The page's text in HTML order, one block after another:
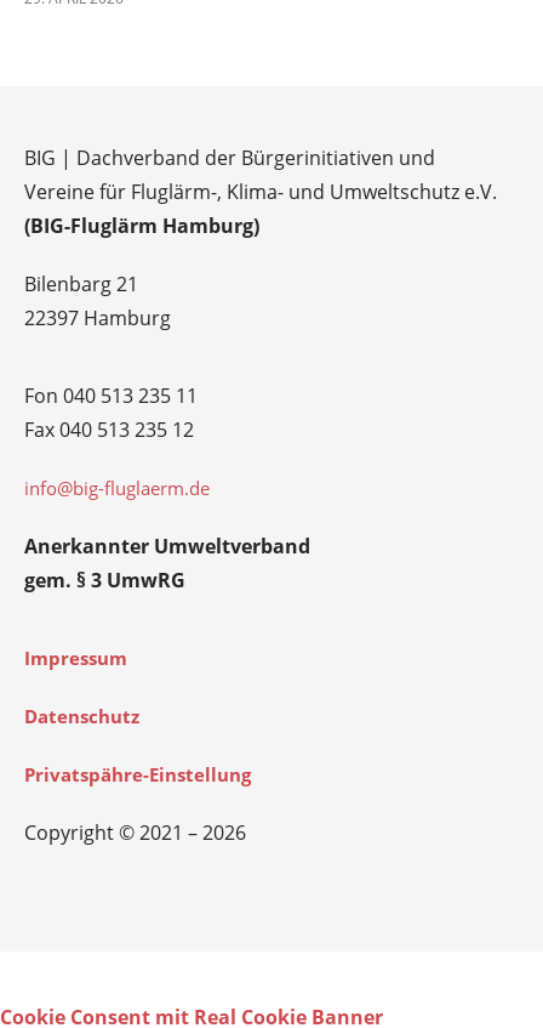
BIG | Dachverband der Bürgerinitiativen und
Vereine für Fluglärm-, Klima- und Umweltschutz e.V.
(BIG-Fluglärm Hamburg)
Bilenbarg 21
22397 Hamburg
Fon 040 513 235 11
Fax 040 513 235 12
info@big-fluglaerm.de
Anerkannter Umweltverband
gem. § 3 UmwRG
Impressum
Datenschutz
Privatspähre-Einstellung
Copyright © 2021 – 2026
Cookie Consent mit Real Cookie Banner